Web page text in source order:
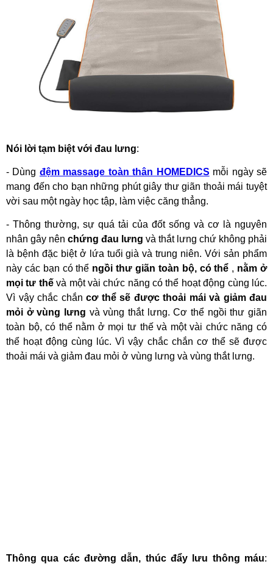
Nói lời tạm biệt với đau lưng:
- Dùng đệm massage toàn thân HOMEDICS mỗi ngày sẽ
mang đến cho bạn những phút giây thư giãn thoải mái tuyệt
vời sau một ngày học tập, làm việc căng thẳng.
- Thông thường, sự quá tải của đốt sống và cơ là nguyên
nhân gây nên chứng đau lưng và thắt lưng chứ không phải
là bệnh đặc biệt ở lứa tuổi già và trung niên. Với sản phẩm
này các bạn có thể ngồi thư giãn toàn bộ, có thể , nằm ở
mọi tư thếvà một vài chức năng có thể hoạt động cùng lúc.
Vì vậy chắc chắn cơ thể sẽ được thoải mái và giảm đau
mỏi ở vùng lưng và vùng thắt lưng. Cơ thể ngồi thư giãn
toàn bộ, có thể nằm ở mọi tư thế và một vài chức năng có
thể hoạt động cùng lúc. Vì vậy chắc chắn cơ thể sẽ được
thoải mái và giảm đau mỏi ở vùng lưng và vùng thắt lưng.
Thông qua các đường dẫn, thúc đẩy lưu thông máu: